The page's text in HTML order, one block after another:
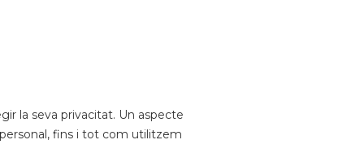
la seva privacitat. Un aspecte
fins i tot com utilitzem